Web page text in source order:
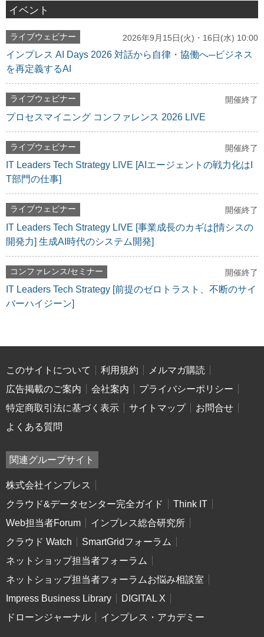
イベント
ライブウェビナー 2026年9月15日(火)・16日(水) 10:00
インプレス AI Days 2026 対話から自律・協働へ─ビジネス
を再定義するAI
ライブウェビナー 開催終了
プロセスマイニング コンファレンス 2026 LIVE
ライブウェビナー 開催終了
IT Leaders Tech Strategy LIVE [AIエージェントの戦力化はI
T部門の仕事]
ライブウェビナー 開催終了
IT Leaders Tech Strategy LIVE [事業成長のカギは[情シスの
開発力] 生成AI時代のシステム開発]
コンファレンス/セミナー 開催終了
IT Leaders Tech Strategy [前提のゼロトラスト、不断のサイ
バーハイジーン]
このサイトについて 利用規約
メルマガ購読
広告掲載のご案内
会社案内
プライバシーポリシー
特定商取引法に基づく表示
サイトマップ
お問合せ
よくある質問
関連グループサイト
株式会社インプレス
クラウド&データセンター完全ガイド
Think IT
Web担当者Forum
インプレス総合研究所
クラウド Watch
SmartGridフォーラム
ネットショップ担当者フォーラム
ネットショップ担当者フォーラムお悩み相談室
Impress Business Library
DIGITAL X
ドローンジャーナル
インプレス・アカデミー